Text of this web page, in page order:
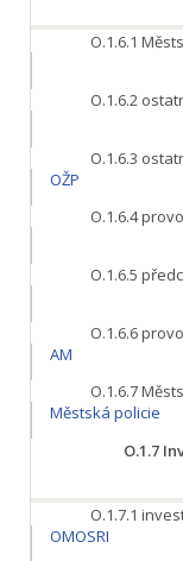
O.1.6.1
O.1.6.2
O.1.6.3
OŽP
O.1.6.4
O.1.6.5
O.1.6.6
AM
O.1.6.7
Městská policie
O.1.7
O.1.7.1
OMOSRI